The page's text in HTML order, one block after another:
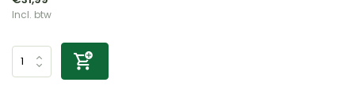
Incl. btw